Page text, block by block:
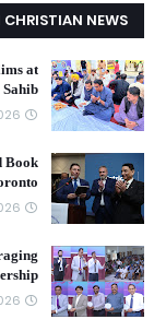
CHRISTIAN NEWS
at
Book